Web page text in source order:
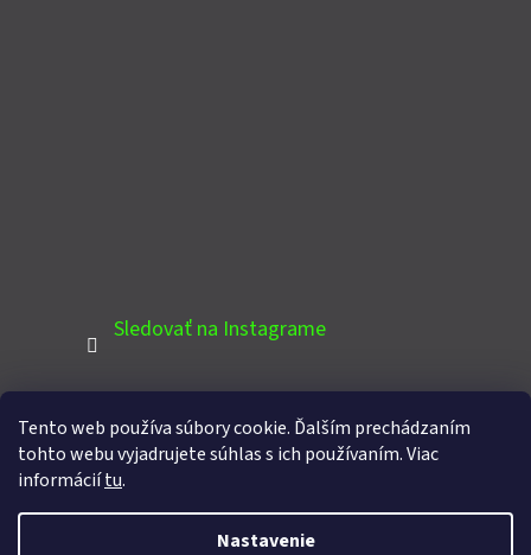
Tento web používa súbory cookie. Ďalším prechádzaním
tohto webu vyjadrujete súhlas s ich používaním. Viac
informáciítu.
Nastavenie
Sledovať na Instagrame
PINTEREST